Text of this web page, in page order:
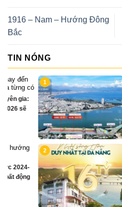
1916 – Nam – Hướng Đông
Bắc
TIN NÓNG
1
Cặp
chỉ
Quỹ
sẻCặp
Nẵng....
2
Chỉ
sông
tỷ
Quỹ
Chỉ